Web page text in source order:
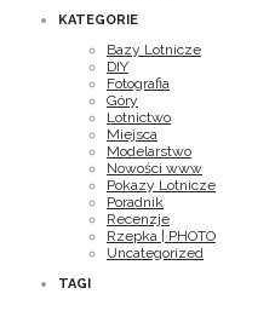
KATEGORIE
Bazy Lotnicze
DIY
Fotografia
Góry
Lotnictwo
Miejsca
Modelarstwo
Nowości www
Pokazy Lotnicze
Poradnik
Recenzje
Rzepka | PHOTO
Uncategorized
TAGI